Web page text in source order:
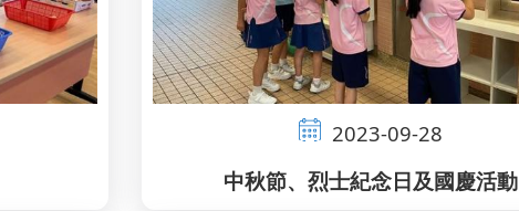
2023-09-28
中秋節、烈士紀念日及國慶活動